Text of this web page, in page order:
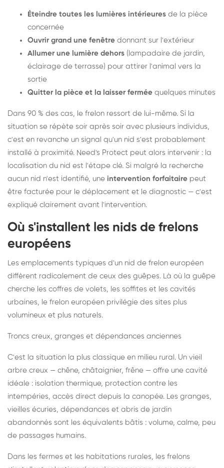
Éteindre toutes les lumières intérieures de la pièce
concernée
Ouvrir grand une fenêtre donnant sur l'extérieur
Allumer une lumière dehors (lampadaire de jardin,
éclairage de terrasse) pour attirer l'animal vers la
sortie
Quitter la pièce et la laisser fermée quelques minutes
Dans 90 % des cas, le frelon ressort de lui-même. Si la
situation se répète soir après soir avec plusieurs individus,
c'est en revanche un signal qu'un nid s'est probablement
installé à proximité. Need's Protect peut alors intervenir : la
localisation du nid est l'étape clé. Si malgré la recherche
aucun nid n'est identifié, une intervention forfaitaire peut
être facturée pour le déplacement et le diagnostic — c'est
expliqué clairement avant l'intervention.
Où s'installent les nids de frelons
européens
Les emplacements typiques d'un nid de frelon européen
diffèrent radicalement de ceux des guêpes. Là où la guêpe
cherche les coffres de volets, les soffites et les cavités
urbaines, le frelon européen privilégie des sites plus
volumineux et plus naturels.
Troncs creux, granges et dépendances anciennes
C'est la situation la plus classique en milieu rural. Un vieil
arbre creux — chêne, châtaignier, frêne — offre une cavité
idéale : isolation thermique, protection contre les
intempéries, accès direct depuis la canopée. Les granges,
vieilles écuries, dépendances et abris de jardin
abandonnés sont les équivalents bâtis : volume, calme, peu
de passages humains.
Dans les fermes et les habitations rurales, les frelons